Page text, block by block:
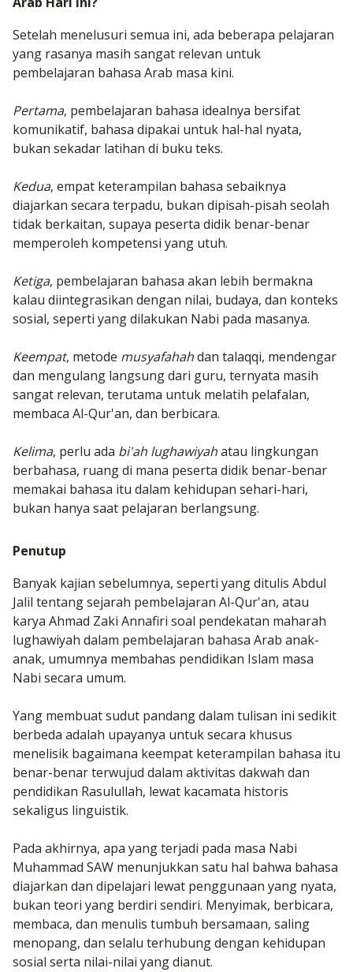
Setelah menelusuri semua ini, ada beberapa pelajaran
yang rasanya masih sangat relevan untuk
pembelajaran bahasa Arab masa kini.
Pertama, pembelajaran bahasa idealnya bersifat
komunikatif, bahasa dipakai untuk hal-hal nyata,
bukan sekadar latihan di buku teks.
Kedua, empat keterampilan bahasa sebaiknya
diajarkan secara terpadu, bukan dipisah-pisah seolah
tidak berkaitan, supaya peserta didik benar-benar
memperoleh kompetensi yang utuh.
Ketiga, pembelajaran bahasa akan lebih bermakna
kalau diintegrasikan dengan nilai, budaya, dan konteks
sosial, seperti yang dilakukan Nabi pada masanya.
Keempat, metode musyafahahdan talaqqi, mendengar
dan mengulang langsung dari guru, ternyata masih
sangat relevan, terutama untuk melatih pelafalan,
membaca Al-Qur'an, dan berbicara.
Kelima, perlu ada bi'ah lughawiyahatau lingkungan
berbahasa, ruang di mana peserta didik benar-benar
memakai bahasa itu dalam kehidupan sehari-hari,
bukan hanya saat pelajaran berlangsung.
Penutup
Banyak kajian sebelumnya, seperti yang ditulis Abdul
Jalil tentang sejarah pembelajaran Al-Qur'an, atau
karya Ahmad Zaki Annafiri soal pendekatan maharah
lughawiyah dalam pembelajaran bahasa Arab anak-
anak, umumnya membahas pendidikan Islam masa
Nabi secara umum.
Yang membuat sudut pandang dalam tulisan ini sedikit
berbeda adalah upayanya untuk secara khusus
menelisik bagaimana keempat keterampilan bahasa itu
benar-benar terwujud dalam aktivitas dakwah dan
pendidikan Rasulullah, lewat kacamata historis
sekaligus linguistik.
Pada akhirnya, apa yang terjadi pada masa Nabi
Muhammad SAW menunjukkan satu hal bahwa bahasa
diajarkan dan dipelajari lewat penggunaan yang nyata,
bukan teori yang berdiri sendiri. Menyimak, berbicara,
membaca, dan menulis tumbuh bersamaan, saling
menopang, dan selalu terhubung dengan kehidupan
sosial serta nilai-nilai yang dianut.